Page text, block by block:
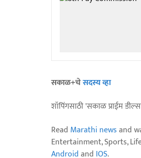
सकाळ+चेसदस्य व्हा
शॉपिंगसाठी 'सकाळ प्राईम
Read Marathi newsand
Entertainment, Sports,
Androidand IOS.